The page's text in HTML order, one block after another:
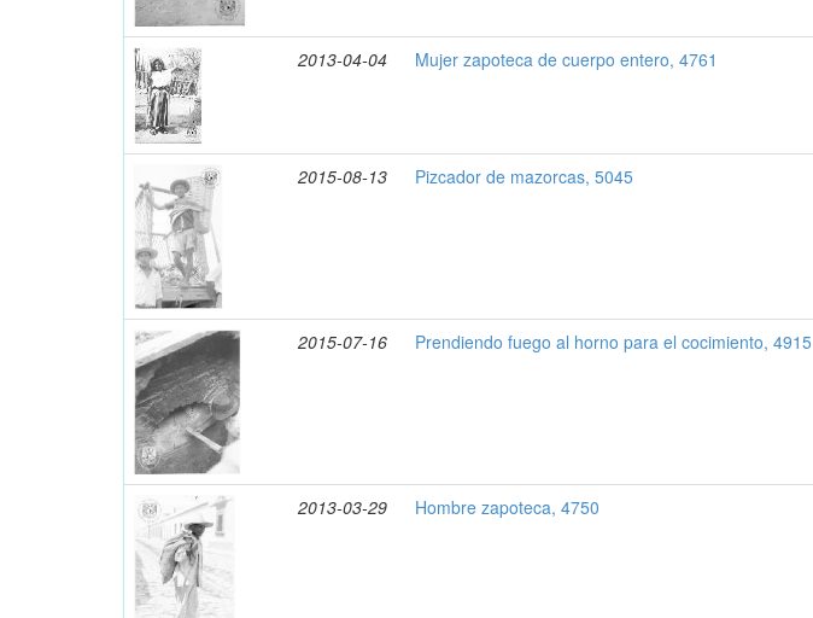
2013-04-04 Mujer zapoteca de cuerpo entero, 4761
2015-08-13 Pizcador de mazorcas, 5045
2015-07-16 Prendiendo fuego al horno para el cocimiento, 4915
2013-03-29 Hombre zapoteca, 4750